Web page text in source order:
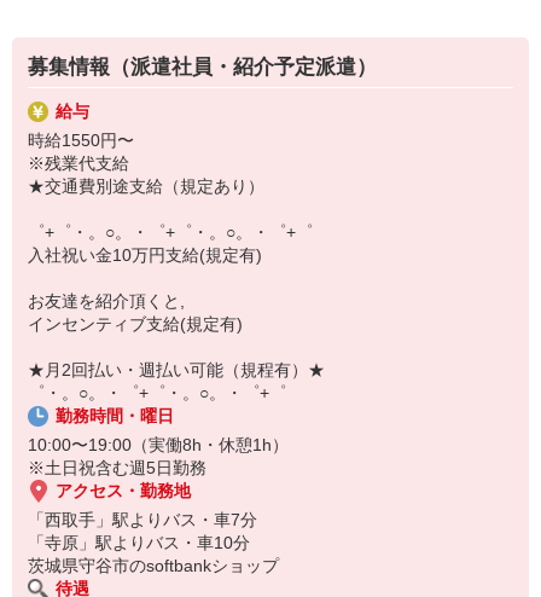
￣￣￣￣￣￣￣￣￣￣￣
▼オフィスワーク
事務、経理、データ入力、コールセンター、受付
▼工場・製造・軽作業系
機械/食品製造・梱包・仕分け・加工・組立・検査
▼美容系
眉毛サロンのアイブロウ・ネイリスト・エステ
▼営業・販売
法人営業・アパレル販売・個別指導塾・人材紹介
▼人気案件も多数♪
短期・期間限定・オープニング・官公庁案件
上場/優良/大手企業など
【スマホ面接実施中】
￣￣￣￣￣￣￣￣￣
自宅に居ながらスマホでカンタン面接OK！
オンライン面談なのでスピード対応。
満足度◎
■携帯やインターネット販売業務
docomo(ドコモ)/au(エーユー)・KDDI/softbank(ソフトバンク)など
の大手キャリアから
ワイモバイル(Y!mobille)、楽天モバイル、UQなど格安スマホまで幅
広く紹介可能♪
募集情報（派遣社員・紹介予定派遣）
給与
時給1550円〜
※残業代支給
★交通費別途支給（規定あり）
゜+゜・。○。・゜+゜・。○。・゜+゜
入社祝い金10万円支給(規定有)
お友達を紹介頂くと,
インセンティブ支給(規定有)
★月2回払い・週払い可能（規程有）★
゜・。○。・゜+゜・。○。・゜+゜
勤務時間・曜日
10:00〜19:00（実働8h・休憩1h）
※土日祝含む週5日勤務
アクセス・勤務地
「西取手」駅よりバス・車7分
「寺原」駅よりバス・車10分
茨城県守谷市のsoftbankショップ
待遇